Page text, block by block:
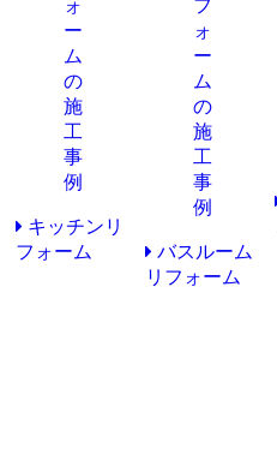
キッチンリ
フォーム
バスルーム
リフォーム